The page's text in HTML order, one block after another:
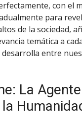
con el
para
de la sociedad,
temática a
desarrolla entre
La